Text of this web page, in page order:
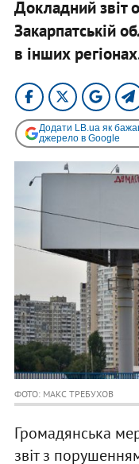
Докладний звіт
Закарпатській
в інших
Додати LB.ua як
джерело в Google
ФОТО: МАКС ТРЕБУХОВ
Громадянська
звіт з